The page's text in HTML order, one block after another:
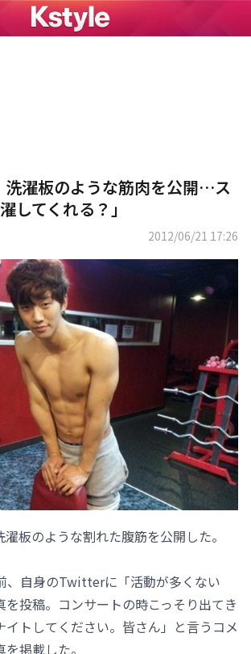
洗濯板のような筋肉を公開…ス
してくれる？」
2012/06/21 17:26
板のような割れた腹筋を公開した。
、自身のTwitterに「活動が多くない
を投稿。コンサートの時こっそり出てき
トしてください。皆さん」と言うコメ
掲載した。